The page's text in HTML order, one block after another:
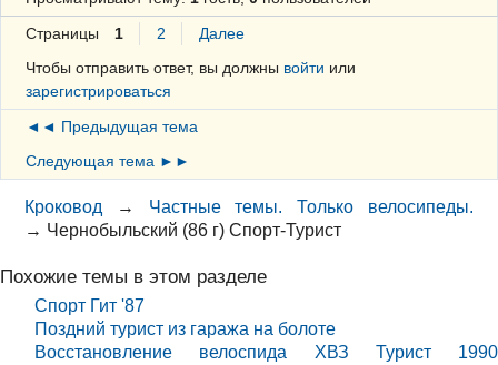
Страницы 1 2
Далее
Чтобы отправить ответ, вы должны войти или
зарегистрироваться
◄◄ Предыдущая тема
Следующая тема ►►
Кроковод → Частные темы. Только велосипеды.
→ Чернобыльский (86 г) Спорт-Турист
Похожие темы в этом разделе
Спорт Гит '87
Поздний турист из гаража на болоте
Восстановление велоспида ХВЗ Турист 1990